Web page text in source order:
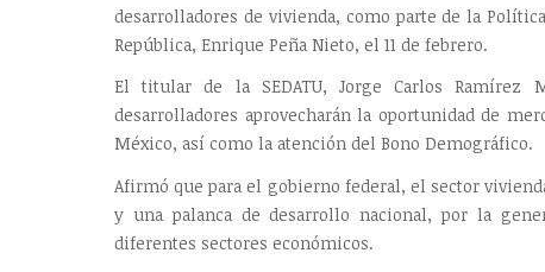
desarrolladores de vivienda, como parte de la
República, Enrique Peña Nieto, el 11 de febrero.
El titular de la SEDATU, Jorge Carlos
desarrolladores aprovecharán la oportunidad de
México, así como la atención del Bono Demográfico.
Afirmó que para el gobierno federal, el sector
y una palanca de desarrollo nacional, por la
diferentes sectores económicos.